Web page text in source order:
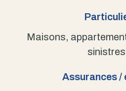
Maisons,
Assurances /